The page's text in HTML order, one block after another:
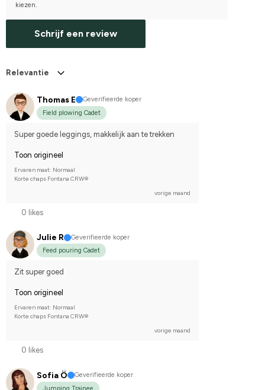
kiezen.
Schrijf een review
Relevantie
Thomas E
Geverifieerde koper
Field plowing Cadet
Super goede leggings, makkelijk aan te trekken
Toon origineel
Ervaren maat: Normaal
Korte chaps Fontana CRW®
vorige maand
0 likes
Julie R
Geverifieerde koper
Feed pouring Cadet
Zit super goed
Toon origineel
Ervaren maat: Normaal
Korte chaps Fontana CRW®
vorige maand
0 likes
Sofia Ö
Geverifieerde koper